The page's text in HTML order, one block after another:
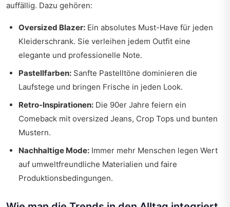
auffällig. Dazu gehören:
Oversized Blazer: Ein absolutes Must-Have für jeden
Kleiderschrank. Sie verleihen jedem Outfit eine
elegante und professionelle Note.
Pastellfarben: Sanfte Pastelltöne dominieren die
Laufstege und bringen Frische in jeden Look.
Retro-Inspirationen: Die 90er Jahre feiern ein
Comeback mit oversized Jeans, Crop Tops und bunten
Mustern.
Nachhaltige Mode: Immer mehr Menschen legen Wert
auf umweltfreundliche Materialien und faire
Produktionsbedingungen.